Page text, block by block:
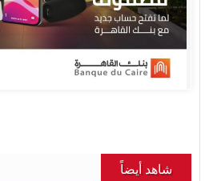
شاهد أيضاً